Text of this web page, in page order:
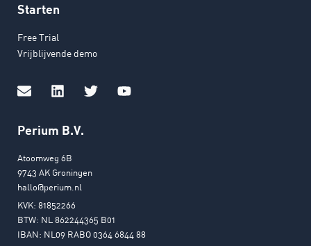
Starten
Free Trial
Vrijblijvende demo
Perium B.V.
Atoomweg 6B
9743 AK Groningen
hallo@perium.nl
KVK: 81852266
BTW: NL 862244365 B01
IBAN: NL09 RABO 0364 6844 88